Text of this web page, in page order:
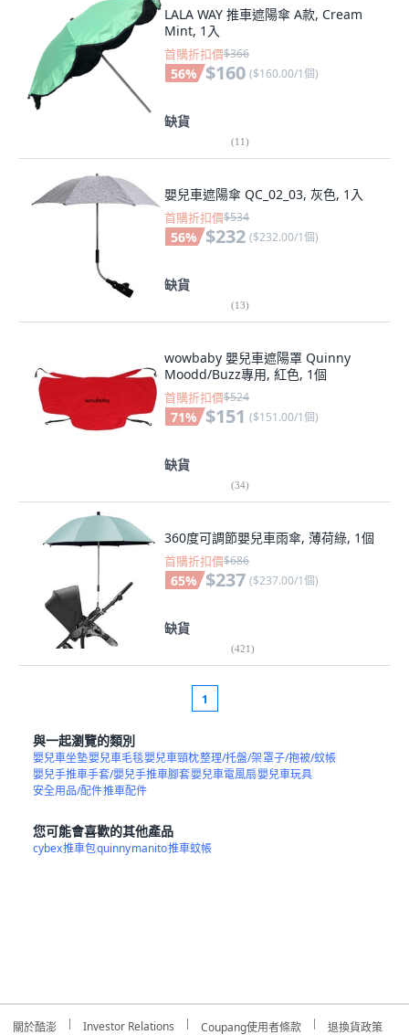
LALA WAY 推車遮陽傘 A款, Cream
Mint, 1入
首購折扣價$366
56% $160 ($160.00/1個)
缺貨
(11)
嬰兒車遮陽傘 QC_02_03, 灰色, 1入
首購折扣價$534
56% $232 ($232.00/1個)
缺貨
(13)
wowbaby 嬰兒車遮陽罩 Quinny
Moodd/Buzz專用, 紅色, 1個
首購折扣價$524
71% $151 ($151.00/1個)
缺貨
(34)
360度可調節嬰兒車雨傘, 薄荷綠, 1個
首購折扣價$686
65% $237 ($237.00/1個)
缺貨
(421)
1
與一起瀏覽的類別
嬰兒車坐墊嬰兒車毛毯嬰兒車頸枕整理/托盤/架罩子/抱被/蚊帳
嬰兒手推車手套/嬰兒手推車腳套嬰兒車電風扇嬰兒車玩具
安全用品/配件推車配件
您可能會喜歡的其他產品
cybex推車包quinnymanito推車蚊帳
關於酷澎 Investor Relations Coupang使用者條款 退換貨政策